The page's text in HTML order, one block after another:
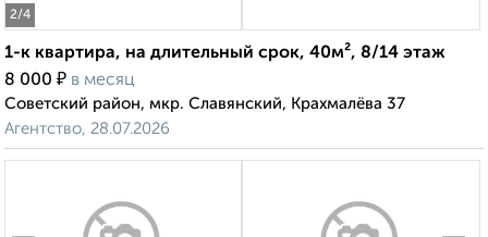
2/4
1-к квартира, на длительный срок, 40м², 8/14 этаж
8 000 ₽ в месяц
Советский район, мкр. Славянский, Крахмалёва 37
Агентство, 28.07.2026